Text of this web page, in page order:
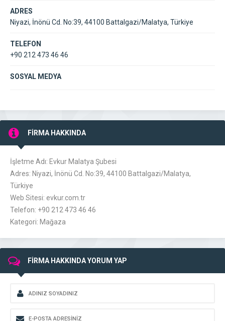
ADRES
Niyazi, İnönü Cd. No:39, 44100 Battalgazi/Malatya, Türkiye
TELEFON
+90 212 473 46 46
SOSYAL MEDYA
FİRMA HAKKINDA
İşletme Adı: Evkur Malatya Şubesi
Adres: Niyazi, İnönü Cd. No:39, 44100 Battalgazi/Malatya,
Türkiye
Web Sitesi: evkur.com.tr
Telefon: +90 212 473 46 46
Kategori: Mağaza
FİRMA HAKKINDA YORUM YAP